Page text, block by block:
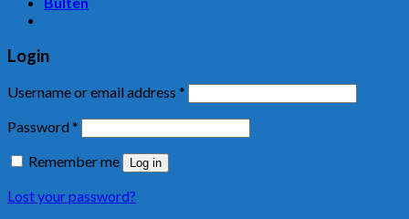
Login
Username or email address *
Password*
Remember me
Log in
Lost your password?